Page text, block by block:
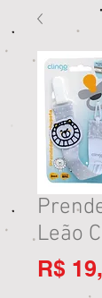
Leão
R$